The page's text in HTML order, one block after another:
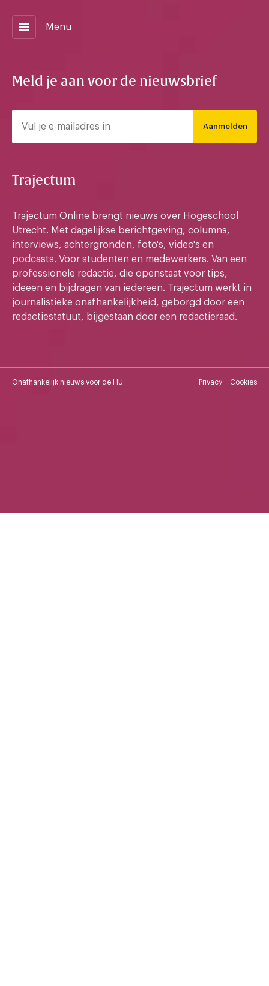
menu Menu
Meld je aan voor de nieuwsbrief
Aanmelden
Trajectum
Trajectum Online brengt nieuws over Hogeschool
Utrecht. Met dagelijkse berichtgeving, columns,
interviews, achtergronden, foto's, video's en
podcasts. Voor studenten en medewerkers. Van een
professionele redactie, die openstaat voor tips,
ideeen en bijdragen van iedereen. Trajectum werkt in
journalistieke onafhankelijkheid, geborgd door een
redactiestatuut, bijgestaan door een redactieraad.
Onafhankelijk nieuws voor de HU Privacy Cookies